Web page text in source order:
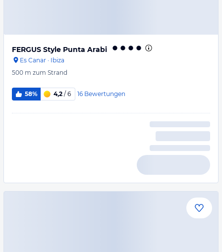
FERGUS Style Punta Arabi
Es Canar · Ibiza
500 m zum Strand
58% 4,2 / 6 16 Bewertungen